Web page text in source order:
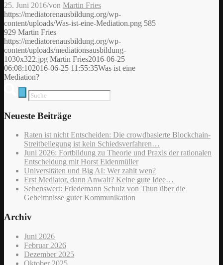
25. Juni 2016/von Martin Fries
https://mediatorenausbildung.org/wp-
content/uploads/Was-ist-eine-Mediation.png 585
929 Martin Fries
https://mediatorenausbildung.org/wp-
content/uploads/mediationsausbildung-
1030x322.jpg Martin Fries2016-06-25
06:08:102016-06-25 11:55:35Was ist eine
Mediation?
Neueste Beiträge
Raten ist nicht Entscheiden: Die crowdbasierte Blockchain-
Streitbeilegung ist kein Schiedsverfahren…
Juni 2026: Fortbildung zu Theorie und Praxis der rationalen
Entscheidung mit Horst Eidenmüller
Universitäten und Big AI: Wer zahlt wen?
Erst Mediator, dann Anwalt? Keine gute Idee…
Sehenswert: Friedemann Schulz von Thun über die
Geheimnisse guter Kommunikation
Archiv
Juni 2026
Februar 2026
Dezember 2025
Oktober 2025